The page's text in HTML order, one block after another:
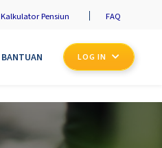
Kalkulator Pensiun FAQ
BANTUAN LOG IN